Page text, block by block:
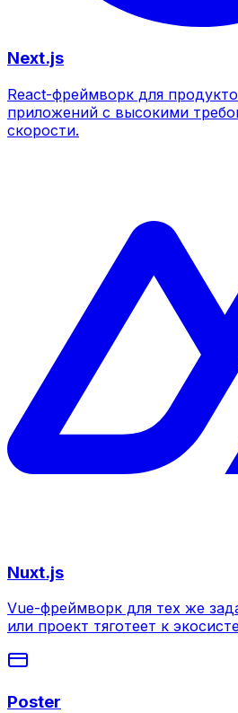
Next.js
React-фреймворк для
приложений с высокими
скорости.
Nuxt.js
Vue-фреймворк для тех же
или проект тяготеет к
Poster